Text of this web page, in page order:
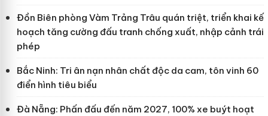
Đồn Biên phòng Vàm Trảng Trâu quán triệt, triển khai kế
hoạch tăng cường đấu tranh chống xuất, nhập cảnh trái
phép
Bắc Ninh: Tri ân nạn nhân chất độc da cam, tôn vinh 60
điển hình tiêu biểu
Đà Nẵng: Phấn đấu đến năm 2027, 100% xe buýt hoạt